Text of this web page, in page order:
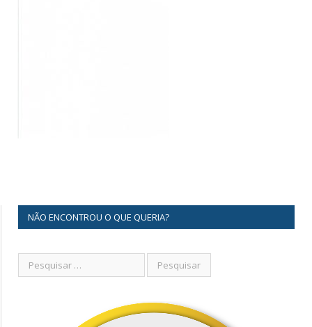
NÃO ENCONTROU O QUE QUERIA?